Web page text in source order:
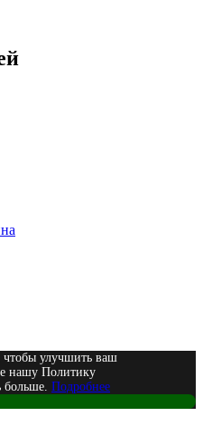
чтобы улучшить ваш
нашу Политику
больше. Подробнее